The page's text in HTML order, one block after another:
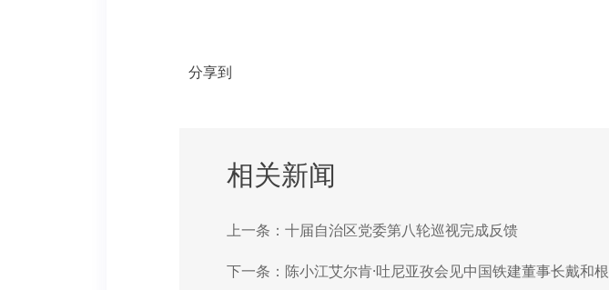
分享到
相关新闻
上一条： 十届自治区党委第八轮巡视完成反馈
下一条： 陈小江艾尔肯·吐尼亚孜会见中国铁建董事长戴和根